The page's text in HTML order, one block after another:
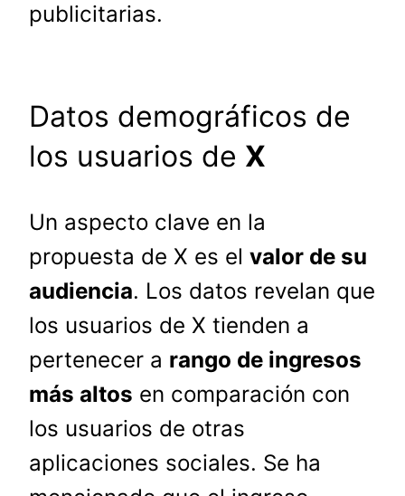
publicitarias.
Datos demográficos de
los usuarios de X
Un aspecto clave en la
propuesta de X es el valor de su
audiencia. Los datos revelan que
los usuarios de X tienden a
pertenecer a rango de ingresos
más altos en comparación con
los usuarios de otras
aplicaciones sociales. Se ha